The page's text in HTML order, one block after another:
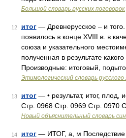
Большой словарь русских поговорок
12 итог — Древнерусское – и
появилось в конце XVIII в. в
союза и указательного
полученная в результате
Производные: итоговый,
Этимологический словарь
13 итог — • результат, итог, плод,
Стр. 0968 Стр. 0969 Стр. 0970
Новый объяснительный словарь
14 итог — ИТОГ, а, м Последствие